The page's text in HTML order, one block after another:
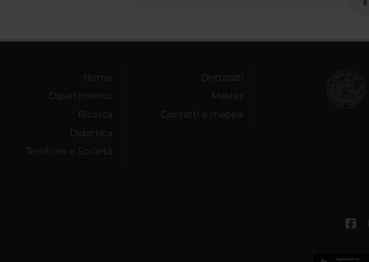
Home
Dipartimento
Ricerca
Didattica
Territorio e Società
Dottorati
Master
Contatti e mappa